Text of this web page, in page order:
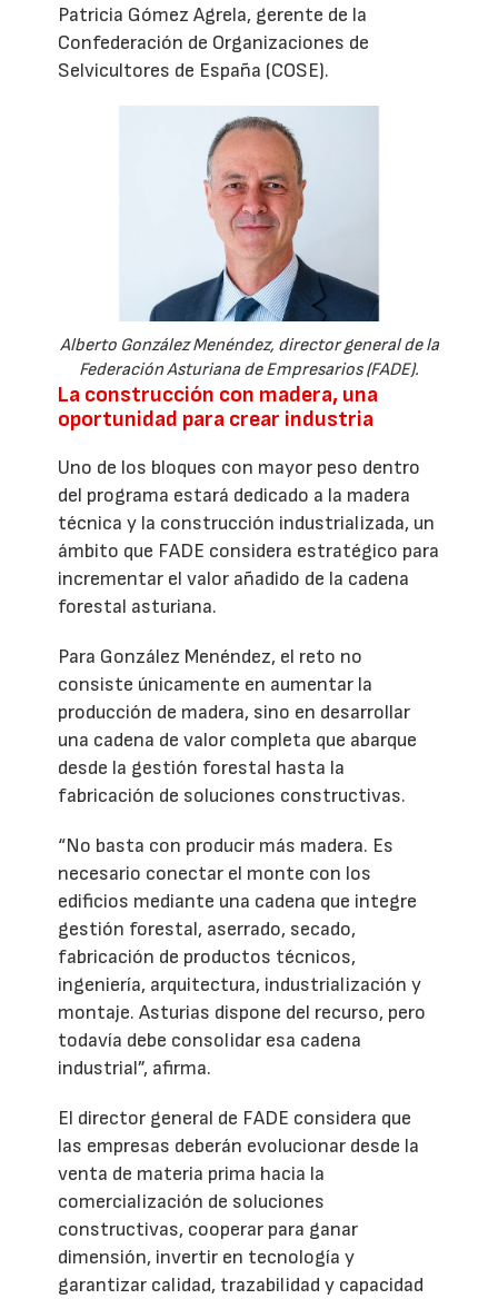
Patricia Gómez Agrela, gerente de la
Confederación de Organizaciones de
Selvicultores de España (COSE).
Alberto González Menéndez, director general de la
Federación Asturiana de Empresarios (FADE).
La construcción con madera, una
oportunidad para crear industria
Uno de los bloques con mayor peso dentro
del programa estará dedicado a la madera
técnica y la construcción industrializada, un
ámbito que FADE considera estratégico para
incrementar el valor añadido de la cadena
forestal asturiana.
Para González Menéndez, el reto no
consiste únicamente en aumentar la
producción de madera, sino en desarrollar
una cadena de valor completa que abarque
desde la gestión forestal hasta la
fabricación de soluciones constructivas.
“No basta con producir más madera. Es
necesario conectar el monte con los
edificios mediante una cadena que integre
gestión forestal, aserrado, secado,
fabricación de productos técnicos,
ingeniería, arquitectura, industrialización y
montaje. Asturias dispone del recurso, pero
todavía debe consolidar esa cadena
industrial”, afirma.
El director general de FADE considera que
las empresas deberán evolucionar desde la
venta de materia prima hacia la
comercialización de soluciones
constructivas, cooperar para ganar
dimensión, invertir en tecnología y
garantizar calidad, trazabilidad y capacidad